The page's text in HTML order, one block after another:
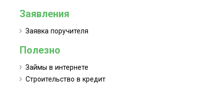
Заявления
Заявка поручителя
Полезно
Займы в интернете
Строительство в кредит